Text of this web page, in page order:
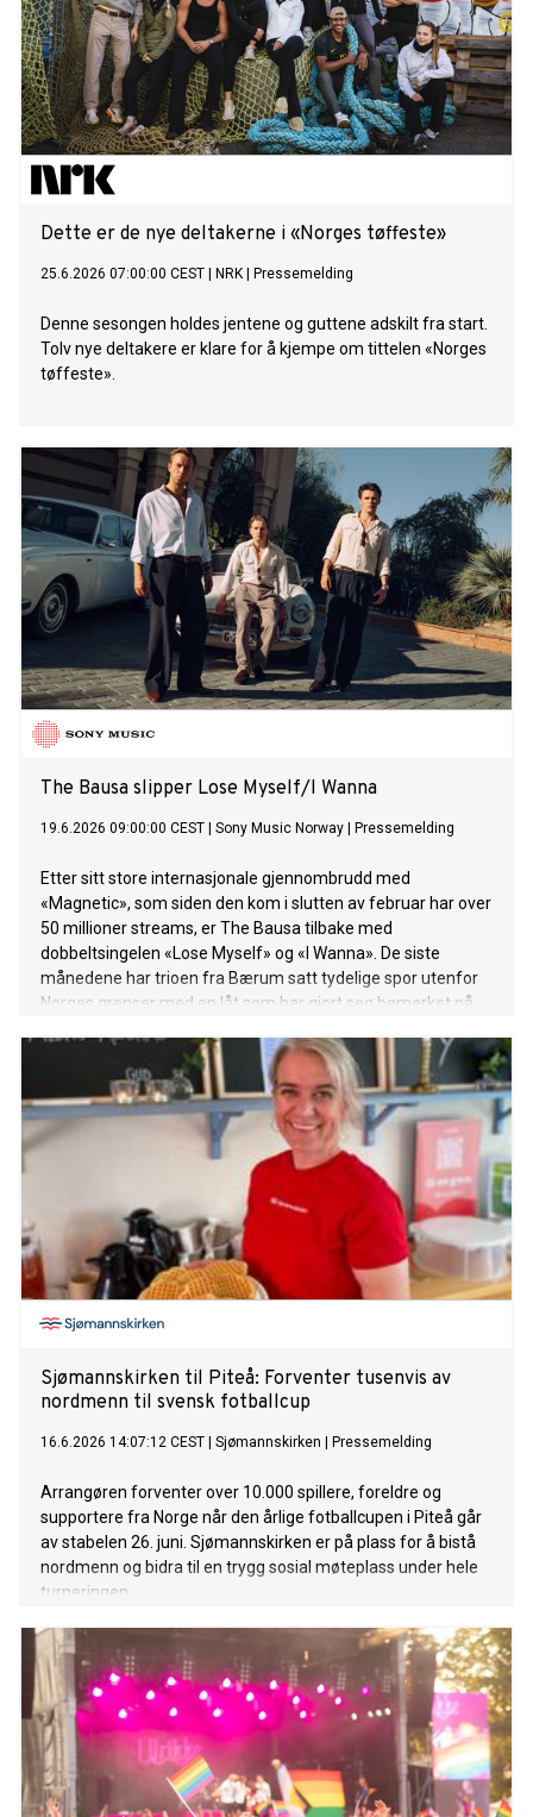
Dette er de nye deltakerne i «Norges tøffeste»
25.6.2026 07:00:00 CEST NRK Pressemelding
Denne sesongen holdes jentene og guttene adskilt fra start.
Tolv nye deltakere er klare for å kjempe om tittelen «Norges
tøffeste».
The Bausa slipper Lose Myself/I Wanna
19.6.2026 09:00:00 CEST Sony Music Norway Pressemelding
Etter sitt store internasjonale gjennombrudd med
«Magnetic», som siden den kom i slutten av februar har over
50 millioner streams, er The Bausa tilbake med
dobbeltsingelen «Lose Myself» og «I Wanna». De siste
månedene har trioen fra Bærum satt tydelige spor utenfor
Norges grenser med en låt som har gjort seg bemerket på
Sjømannskirken til Piteå: Forventer tusenvis av
nordmenn til svensk fotballcup
16.6.2026 14:07:12 CEST Sjømannskirken Pressemelding
Arrangøren forventer over 10.000 spillere, foreldre og
supportere fra Norge når den årlige fotballcupen i Piteå går
av stabelen 26. juni. Sjømannskirken er på plass for å bistå
nordmenn og bidra til en trygg sosial møteplass under hele
turneringen.